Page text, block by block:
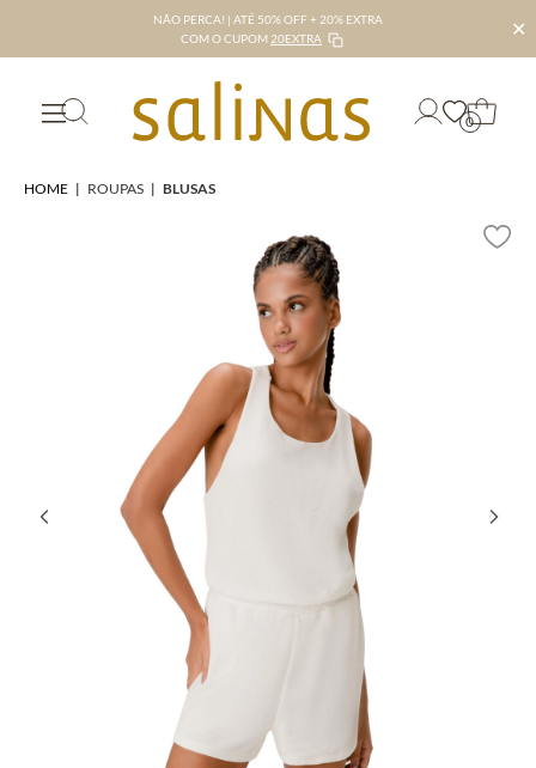
NÃO PERCA! | ATÉ 50% OFF + 20% EXTRA
COM O CUPOM 20EXTRA ✕
0
HOME | ROUPAS | BLUSAS